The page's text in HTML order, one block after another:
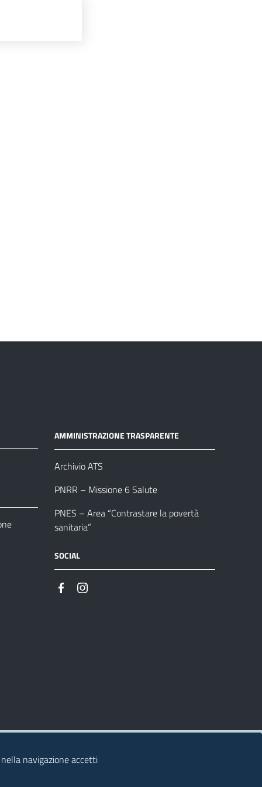
AMMINISTRAZIONE TRASPARENTE
Archivio ATS
PNRR – Missione 6 Salute
PNES – Area “Contrastare la povertà
sanitaria”
SOCIAL
navigazione accetti